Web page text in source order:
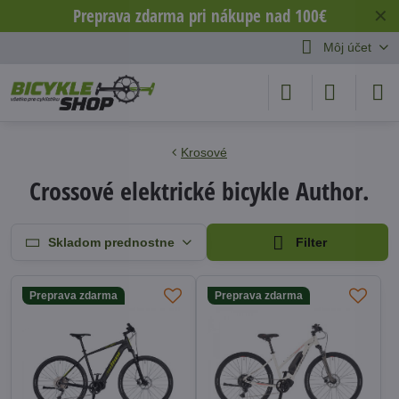
✕
Preprava zdarma pri nákupe nad 100€
Môj účet
Krosové
Crossové elektrické bicykle Author.
Skladom prednostne Filter
Preprava zdarma Preprava zdarma